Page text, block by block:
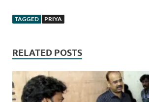
TAGGED PRIYA
RELATED POSTS